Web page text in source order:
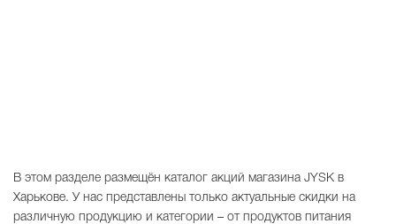
В этом разделе размещён каталог акций магазина JYSK в
Харькове. У нас представлены только актуальные скидки на
различную продукцию и категории – от продуктов питания